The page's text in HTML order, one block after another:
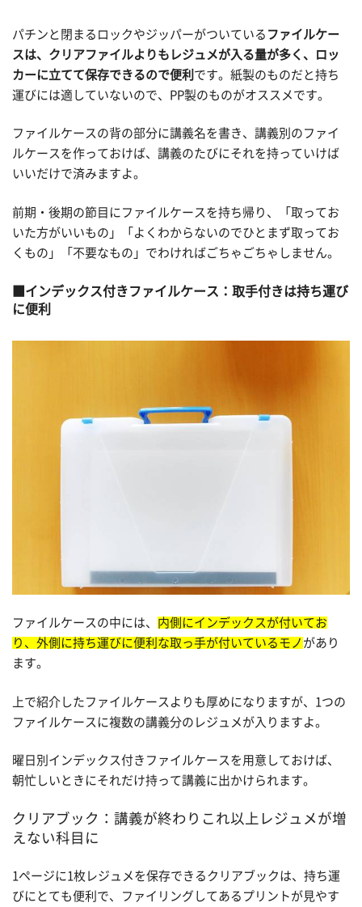
パチンと閉まるロックやジッパーがついている ファイルケー
スは、クリアファイルよりもレジュメが入る量が多く、ロッ
カーに立てて保存できるので便利 です。紙製のものだと持ち
運びには適していないので、PP製のものがオススメです。
ファイルケースの背の部分に講義名を書き、講義別のファイ
ルケースを作っておけば、講義のたびにそれを持っていけば
いいだけで済みますよ。
前期・後期の節目にファイルケースを持ち帰り、「取ってお
いた方がいいもの」「よくわからないのでひとまず取ってお
くもの」「不要なもの」でわければごちゃごちゃしません。
インデックス付きファイルケース：取手付きは持ち運び
に便利
ファイルケースの中には、 内側にインデックスが付いてお
り、外側に持ち運びに便利な取っ手が付いているモノ があり
ます。
上で紹介したファイルケースよりも厚めになりますが、1つの
ファイルケースに複数の講義分のレジュメが入りますよ。
曜日別インデックス付きファイルケースを用意しておけば、
朝忙しいときにそれだけ持って講義に出かけられます。
クリアブック：講義が終わりこれ以上レジュメが増
えない科目に
1ページに1枚レジュメを保存できるクリアブックは、持ち運
びにとても便利で、ファイリングしてあるプリントが見やす